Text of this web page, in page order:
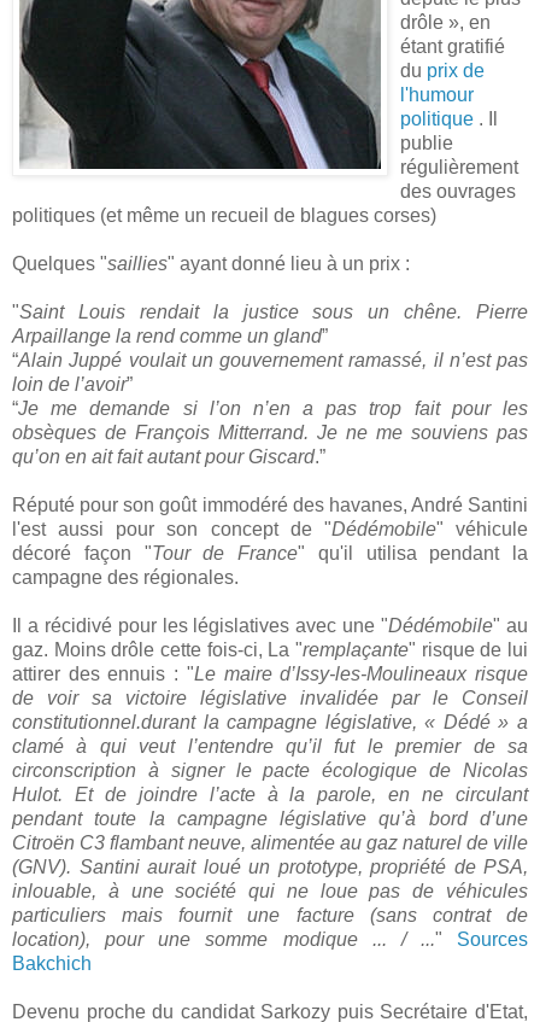
drôle », en
étant gratifié
du prix de
l'humour
politique . Il
publie
régulièrement
des ouvrages
politiques (et même un recueil de blagues corses)
Quelques "saillies" ayant donné lieu à un prix :
"Saint Louis rendait la justice sous un chêne. Pierre
Arpaillange la rend comme un gland”
“Alain Juppé voulait un gouvernement ramassé, il n’est pas
loin de l’avoir”
“Je me demande si l’on n’en a pas trop fait pour les
obsèques de François Mitterrand. Je ne me souviens pas
qu’on en ait fait autant pour Giscard.”
Réputé pour son goût immodéré des havanes, André Santini
l'est aussi pour son concept de "Dédémobile" véhicule
décoré façon "Tour de France" qu'il utilisa pendant la
campagne des régionales.
Il a récidivé pour les législatives avec une "Dédémobile" au
gaz. Moins drôle cette fois-ci, La "remplaçante" risque de lui
attirer des ennuis : "Le maire d’Issy-les-Moulineaux risque
de voir sa victoire législative invalidée par le Conseil
constitutionnel.durant la campagne législative, « Dédé » a
clamé à qui veut l’entendre qu’il fut le premier de sa
circonscription à signer le pacte écologique de Nicolas
Hulot. Et de joindre l’acte à la parole, en ne circulant
pendant toute la campagne législative qu’à bord d’une
Citroën C3 flambant neuve, alimentée au gaz naturel de ville
(GNV). Santini aurait loué un prototype, propriété de PSA,
inlouable, à une société qui ne loue pas de véhicules
particuliers mais fournit une facture (sans contrat de
location), pour une somme modique ... / ..." Sources
Bakchich
Devenu proche du candidat Sarkozy puis Secrétaire d'Etat,